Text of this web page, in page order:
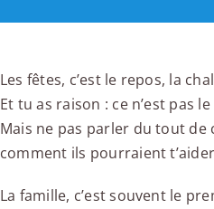
Les fêtes, c’est le repos, la
Et tu as raison : ce n’est pas
Mais ne pas parler du tout de
comment ils pourraient
La famille, c’est souvent le